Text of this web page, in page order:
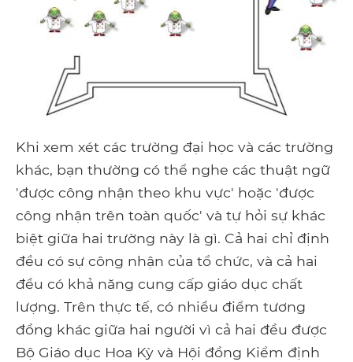
Khi xem xét các trường đại học và các trường
khác, bạn thường có thể nghe các thuật ngữ
'được công nhận theo khu vực' hoặc 'được
công nhận trên toàn quốc' và tự hỏi sự khác
biệt giữa hai trường này là gì. Cả hai chỉ định
đều có sự công nhận của tổ chức, và cả hai
đều có khả năng cung cấp giáo dục chất
lượng. Trên thực tế, có nhiều điểm tương
đồng khác giữa hai người vì cả hai đều được
Bộ Giáo dục Hoa Kỳ và Hội đồng Kiểm định